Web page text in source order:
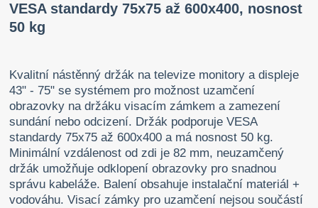
VESA standardy 75x75 až 600x400, nosnost
50 kg
Kvalitní nástěnný držák na televize monitory a displeje
43" - 75" se systémem pro možnost uzamčení
obrazovky na držáku visacím zámkem a zamezení
sundání nebo odcizení. Držák podporuje VESA
standardy 75x75 až 600x400 a má nosnost 50 kg.
Minimální vzdálenost od zdi je 82 mm, neuzamčený
držák umožňuje odklopení obrazovky pro snadnou
správu kabeláže. Balení obsahuje instalační materiál +
vodováhu. Visací zámky pro uzamčení nejsou součástí